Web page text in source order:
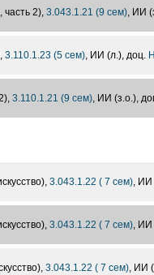
часть 2), 3.043.1.21 (9 сем), ИИ
3.110.1.23 (5 сем), ИИ (л.), доц.
3.110.1.21 (9 сем), ИИ (з.о.),
3.043.1.22 ( 7 сем), ИИ
3.043.1.22 ( 7 сем), ИИ
3.043.1.22 ( 7 сем), ИИ